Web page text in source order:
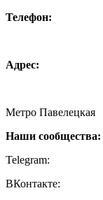
Телефон:
Адрес:
Метро Павелецкая
Наши сообщества:
Telegram:
ВКонтакте: